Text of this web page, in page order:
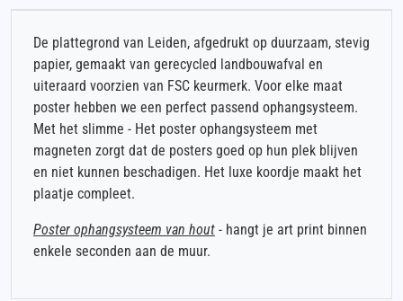
De plattegrond van Leiden, afgedrukt op duurzaam, stevig
papier, gemaakt van gerecycled landbouwafval en
uiteraard voorzien van FSC keurmerk. Voor elke maat
poster hebben we een perfect passend ophangsysteem.
Met het slimme - Het poster ophangsysteem met
magneten zorgt dat de posters goed op hun plek blijven
en niet kunnen beschadigen. Het luxe koordje maakt het
plaatje compleet.
Poster ophangsysteem van hout - hangt je art print binnen
enkele seconden aan de muur.